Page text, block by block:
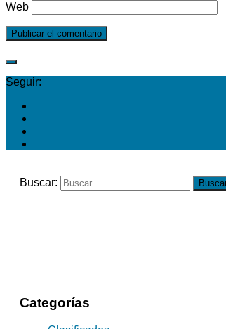
Web
Seguir:
Buscar:
Categorías